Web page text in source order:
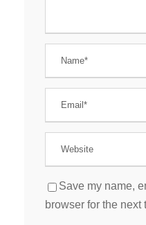
Save my name,
browser for the next